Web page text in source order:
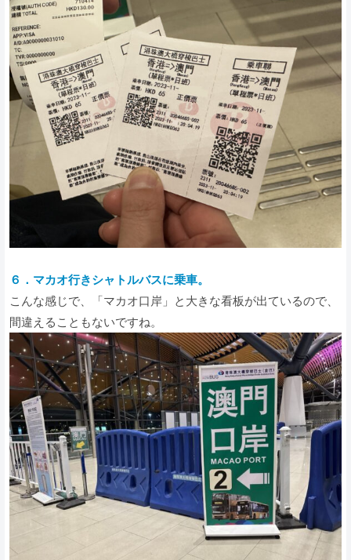
６．マカオ行きシャトルバスに乗車。
こんな感じで、「マカオ口岸」と大きな看板が出ているので、
間違えることもないですね。